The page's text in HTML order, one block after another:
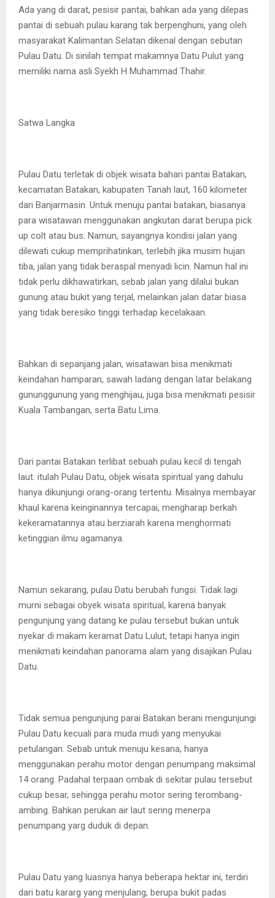
Ada yang di darat, pesisir pantai, bahkan ada yang dilepas
pantai di sebuah pulau karang tak berpenghuni, yang oleh
masyarakat Kalimantan Selatan dikenal dengan sebutan
Pulau Datu. Di sinilah tempat makamnya Datu Pulut yang
memiliki nama asli Syekh H Muhammad Thahir.
Satwa Langka
Pulau Datu terletak di objek wisata bahari pantai Batakan,
kecamatan Batakan, kabupaten Tanah laut, 160 kilometer
dari Banjarmasin. Untuk menuju pantai batakan, biasanya
para wisatawan menggunakan angkutan darat berupa pick
up colt atau bus. Namun, sayangnya kondisi jalan yang
dilewati cukup memprihatinkan, terlebih jika musim hujan
tiba, jalan yang tidak beraspal menyadi licin. Namun hal ini
tidak perlu dikhawatirkan, sebab jalan yang dilalui bukan
gunung atau bukit yang terjal, melainkan jalan datar biasa
yang tidak beresiko tinggi terhadap kecelakaan.
Bahkan di sepanjang jalan, wisatawan bisa menikmati
keindahan hamparan, sawah ladang dengan latar belakang
gununggunung yang menghijau, juga bisa menikmati pesisir
Kuala Tambangan, serta Batu Lima.
Dari pantai Batakan terlibat sebuah pulau kecil di tengah
laut. itulah Pulau Datu, objek wisata spiritual yang dahulu
hanya dikunjungi orang-orang tertentu. Misalnya membayar
khaul karena keinginannya tercapai, mengharap berkah
kekeramatannya atau berziarah karena menghormati
ketinggian ilmu agamanya.
Namun sekarang, pulau Datu berubah fungsi. Tidak lagi
murni sebagai obyek wisata spiritual, karena banyak
pengunjung yang datang ke pulau tersebut bukan untuk
nyekar di makam keramat Datu Lulut, tetapi hanya ingin
menikmati keindahan panorama alam yang disajikan Pulau
Datu.
Tidak semua pengunjung parai Batakan berani mengunjungi
Pulau Datu kecuali para muda mudi yang menyukai
petulangan. Sebab untuk menuju kesana, hanya
menggunakan perahu motor dengan penumpang maksimal
14 orang. Padahal terpaan ombak di sekitar pulau tersebut
cukup besar, sehingga perahu motor sering terombang-
ambing. Bahkan perukan air laut sering menerpa
penumpang yarg duduk di depan.
Pulau Datu yang luasnya hanya beberapa hektar ini, terdiri
dari batu kararg yang menjulang, berupa bukit padas